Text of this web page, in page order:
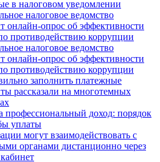
в налоговом уведомлении
налоговое ведомство
онлайн-опрос об эффективности
противодействию коррупции
налоговое ведомство
онлайн-опрос об эффективности
противодействию коррупции
заполнить платежные
рассказали на многотемных
профессиональный доход: порядок
уплаты
могут взаимодействовать c
органами дистанционно через